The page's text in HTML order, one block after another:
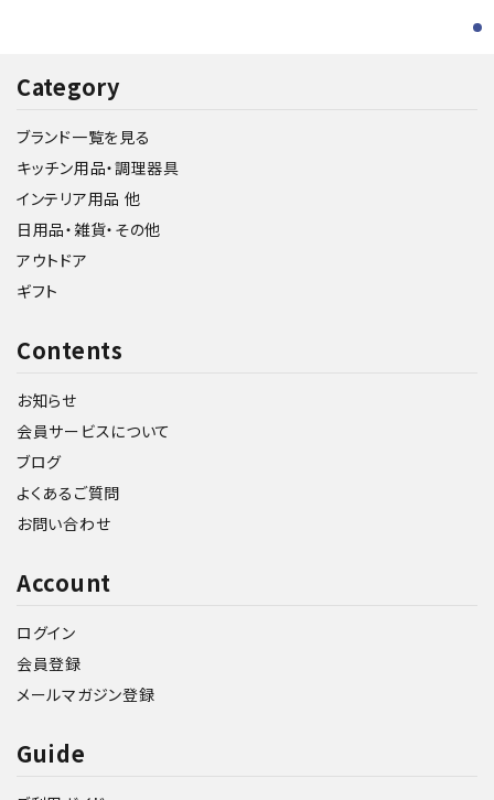
Category
ブランド一覧を見る
キッチン用品・調理器具
インテリア用品 他
日用品・雑貨・その他
アウトドア
ギフト
Contents
お知らせ
会員サービスについて
ブログ
よくあるご質問
お問い合わせ
Account
ログイン
会員登録
メールマガジン登録
Guide